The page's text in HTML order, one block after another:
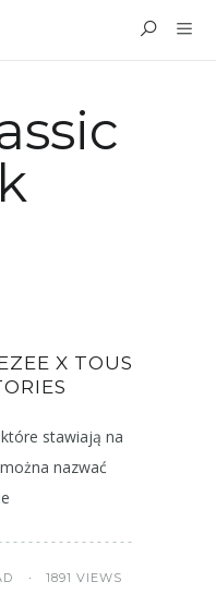
X TOUS
stawiają na
nazwać
1891 VIEWS